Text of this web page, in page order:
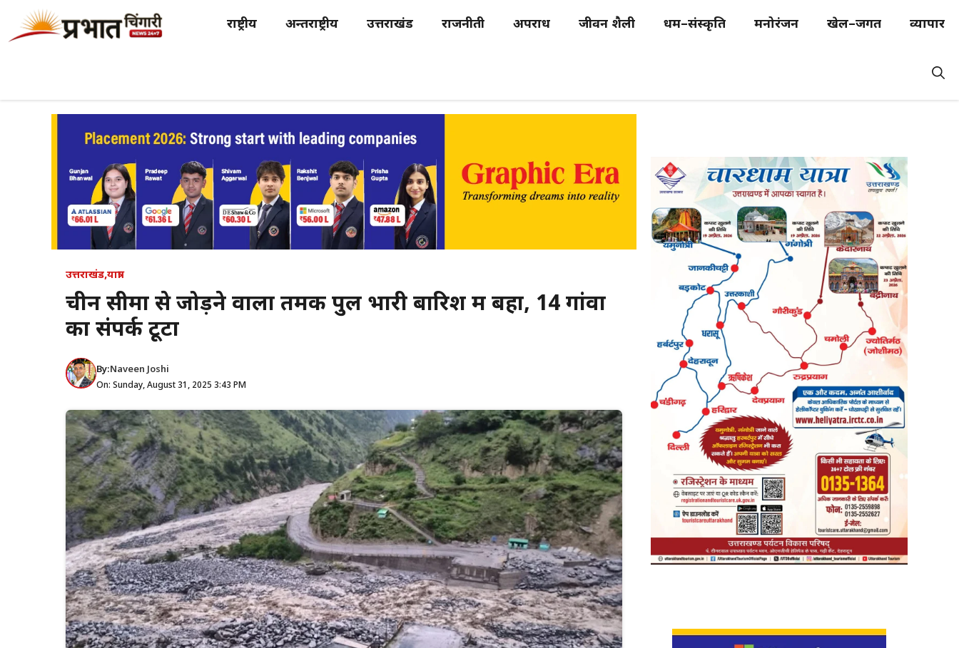
राष्ट्रीय अन्तर्राष्ट्रीय उत्तराखंड राजनीती अपराध जीवन शैली धर्म–संस्कृति मनोरंजन खेल–जगत व्यापार
उत्तराखंड,यात्रा
चीन सीमा से जोड़ने वाला तमक पुल भारी बारिश में बहा, 14 गांवों
का संपर्क टूटा
By:Naveen Joshi
On: Sunday, August 31, 2025 3:43 PM